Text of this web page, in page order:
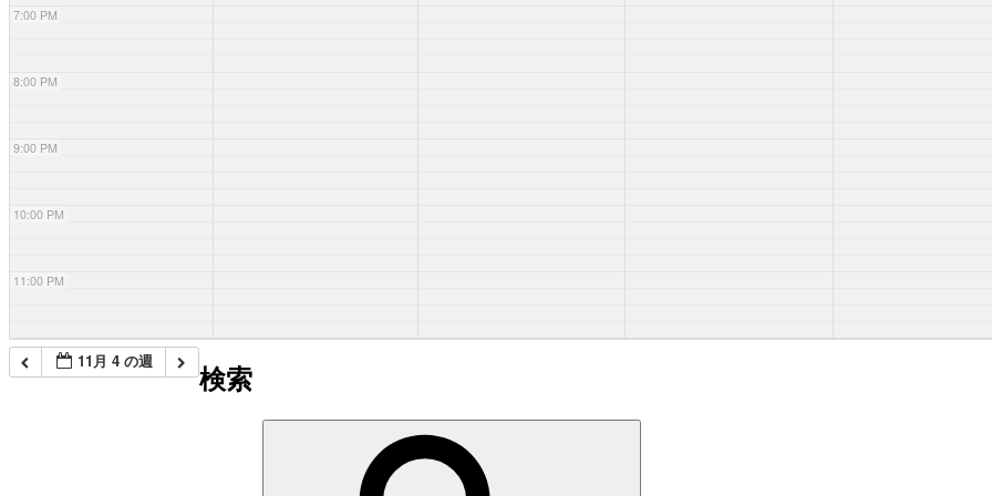
7:00 PM
8:00 PM
9:00 PM
10:00 PM
11:00 PM
11月 4 の週
検索